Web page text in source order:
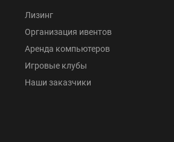
Лизинг
Организация ивентов
Аренда компьютеров
Игровые клубы
Наши заказчики